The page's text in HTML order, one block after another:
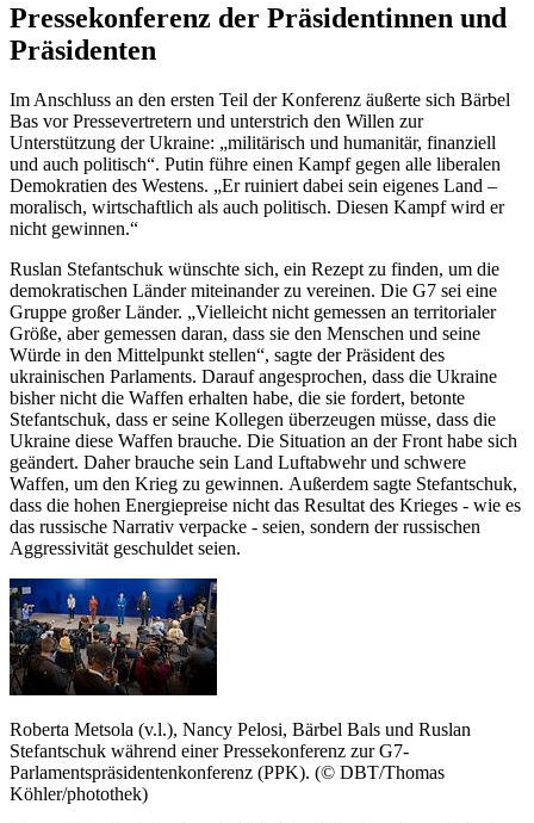
Pressekonferenz der Präsidentinnen und
Präsidenten
Im Anschluss an den ersten Teil der Konferenz äußerte sich Bärbel
Bas vor Pressevertretern und unterstrich den Willen zur
Unterstützung der Ukraine: „militärisch und humanitär, finanziell
und auch politisch“. Putin führe einen Kampf gegen alle liberalen
Demokratien des Westens. „Er ruiniert dabei sein eigenes Land –
moralisch, wirtschaftlich als auch politisch. Diesen Kampf wird er
nicht gewinnen.“
Ruslan Stefantschuk wünschte sich, ein Rezept zu finden, um die
demokratischen Länder miteinander zu vereinen. Die G7 sei eine
Gruppe großer Länder. „Vielleicht nicht gemessen an territorialer
Größe, aber gemessen daran, dass sie den Menschen und seine
Würde in den Mittelpunkt stellen“, sagte der Präsident des
ukrainischen Parlaments. Darauf angesprochen, dass die Ukraine
bisher nicht die Waffen erhalten habe, die sie fordert, betonte
Stefantschuk, dass er seine Kollegen überzeugen müsse, dass die
Ukraine diese Waffen brauche. Die Situation an der Front habe sich
geändert. Daher brauche sein Land Luftabwehr und schwere
Waffen, um den Krieg zu gewinnen. Außerdem sagte Stefantschuk,
dass die hohen Energiepreise nicht das Resultat des Krieges - wie es
das russische Narrativ verpacke - seien, sondern der russischen
Aggressivität geschuldet seien.
Roberta Metsola (v.l.), Nancy Pelosi, Bärbel Bals und Ruslan
Stefantschuk während einer Pressekonferenz zur G7-
Parlamentspräsidentenkonferenz (PPK). (© DBT/Thomas
Köhler/photothek)